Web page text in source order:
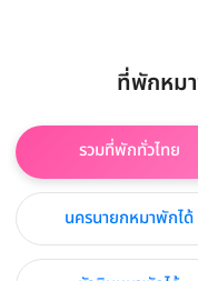
ที่พักหม
รวมที่พักทั่วไทย
นครนายกหมาพักได้